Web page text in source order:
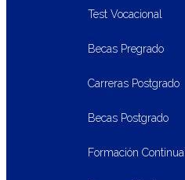
Test Vocacional
Becas Pregrado
Carreras Postgrado
Becas Postgrado
Formación Continua